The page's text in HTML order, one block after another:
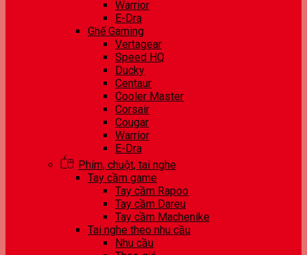
Warrior
E-Dra
Ghế Gaming
Vertagear
Speed HQ
Ducky
Centaur
Cooler Master
Corsair
Cougar
Warrior
E-Dra
Phím, chuột, tai nghe
Tay cầm game
Tay cầm Rapoo
Tay cầm Dareu
Tay cầm Machenike
Tai nghe theo nhu cầu
Nhu cầu